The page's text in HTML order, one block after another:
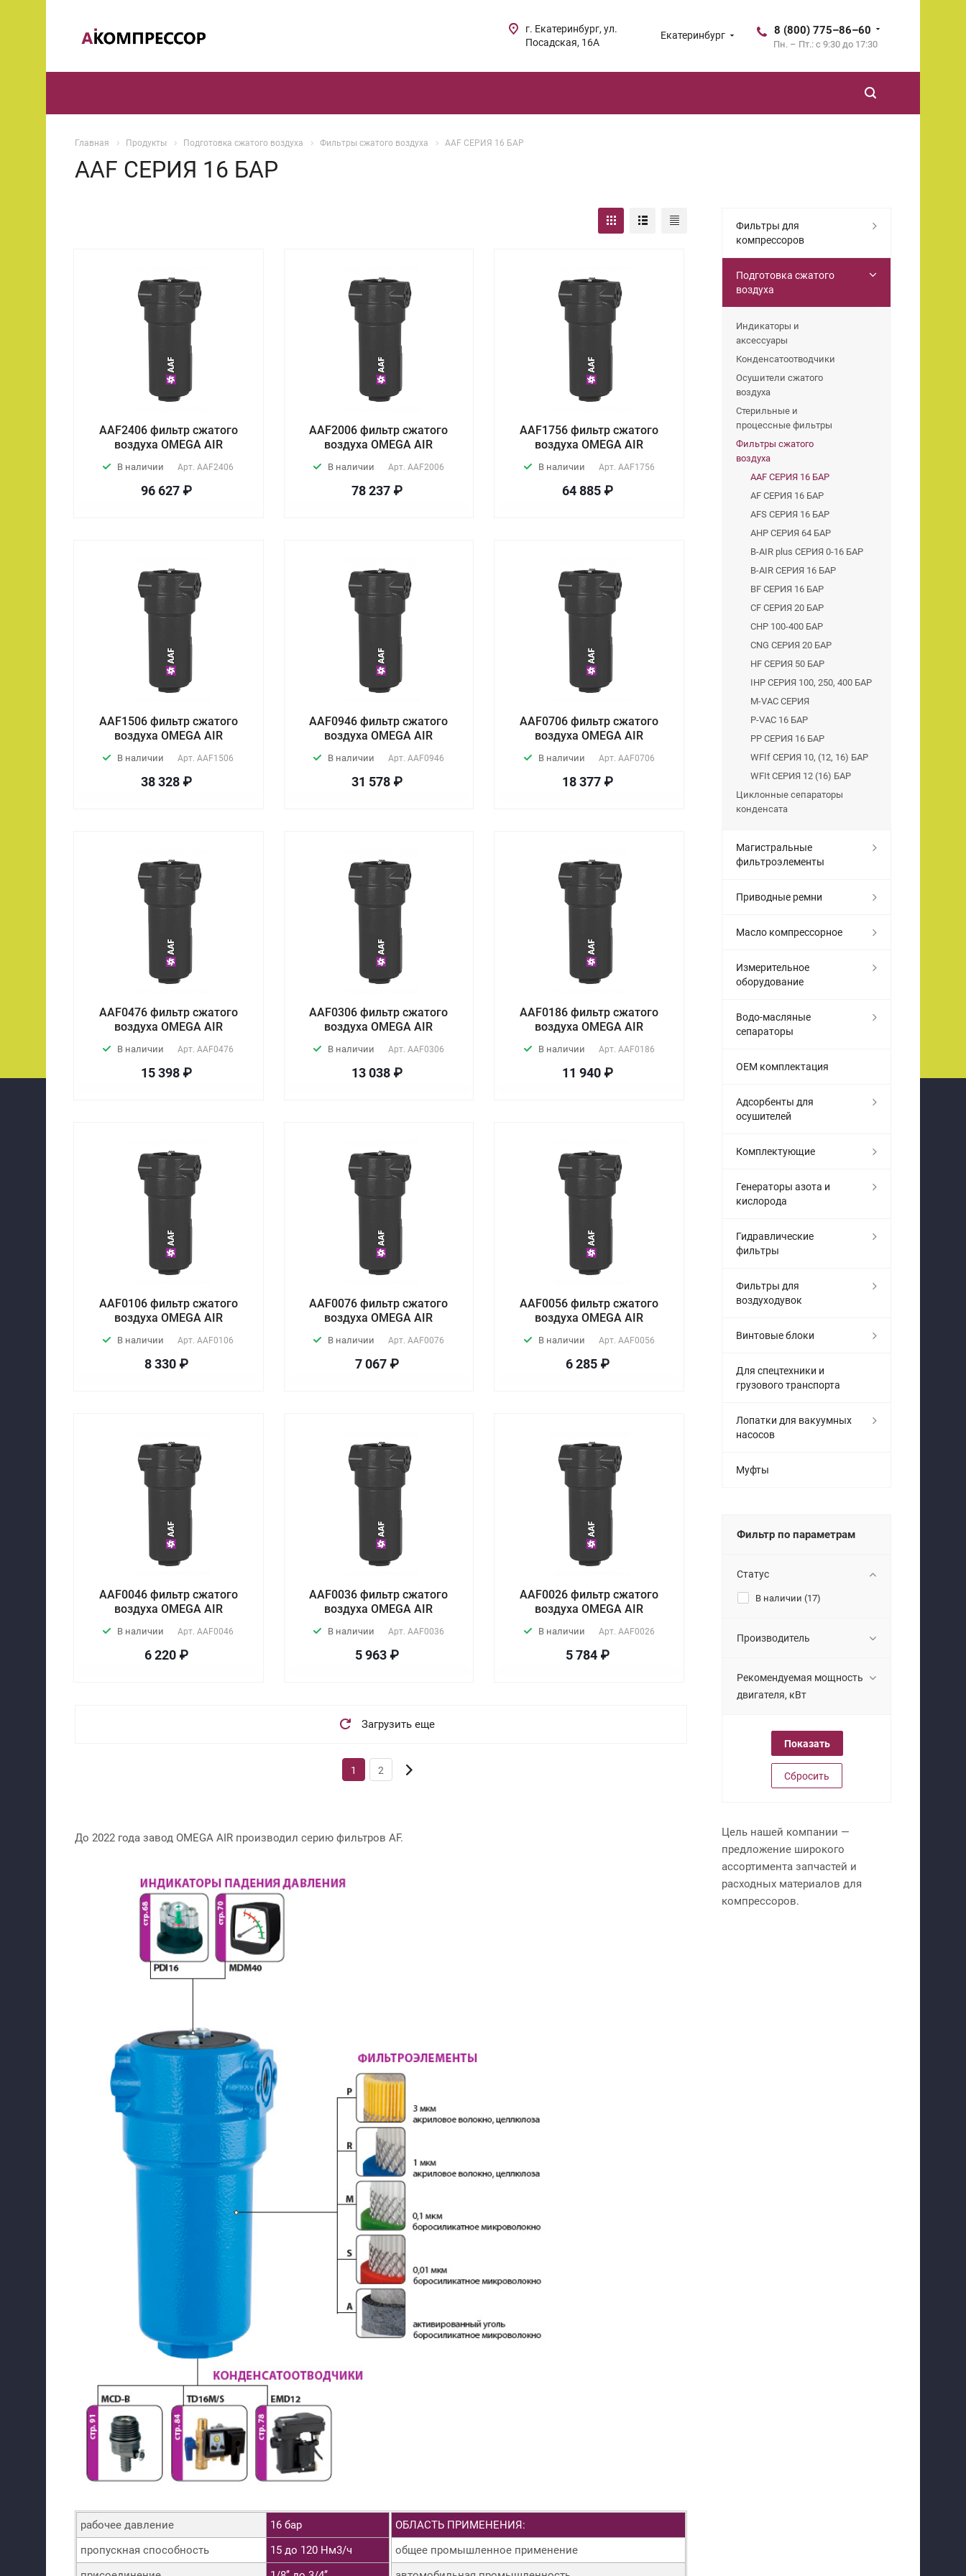
Екатеринбург 8 (800) 775–86–60
Пн. – Пт.: с 9:30 до 17:30
г. Екатеринбург, ул.
Посадская, 16А
Главная Продукты Подготовка сжатого воздуха Фильтры сжатого воздуха AAF СЕРИЯ 16 БАР
AAF СЕРИЯ 16 БАР
AAF2406 фильтр сжатого
воздуха OMEGA AIR
В наличии Арт.AAF2406
96 627 ₽
AAF2006 фильтр сжатого
воздуха OMEGA AIR
В наличии Арт. AAF2006
78 237 ₽
AAF1756 фильтр сжатого
воздуха OMEGA AIR
В наличии Арт. AAF1756
64 885 ₽
AAF1506 фильтр сжатого
воздуха OMEGA AIR
В наличии Арт.AAF1506
38 328 ₽
AAF0946 фильтр сжатого
воздуха OMEGA AIR
В наличии Арт. AAF0946
31 578 ₽
AAF0706 фильтр сжатого
воздуха OMEGA AIR
В наличии Арт. AAF0706
18 377 ₽
AAF0476 фильтр сжатого
воздуха OMEGA AIR
В наличии Арт.AAF0476
15 398 ₽
AAF0306 фильтр сжатого
воздуха OMEGA AIR
В наличии Арт. AAF0306
13 038 ₽
AAF0186 фильтр сжатого
воздуха OMEGA AIR
В наличии Арт. AAF0186
11 940 ₽
AAF0106 фильтр сжатого
воздуха OMEGA AIR
В наличии Арт.AAF0106
8 330 ₽
AAF0076 фильтр сжатого
воздуха OMEGA AIR
В наличии Арт. AAF0076
7 067 ₽
AAF0056 фильтр сжатого
воздуха OMEGA AIR
В наличии Арт. AAF0056
6 285 ₽
AAF0046 фильтр сжатого
воздуха OMEGA AIR
В наличии Арт.AAF0046
6 220 ₽
AAF0036 фильтр сжатого
воздуха OMEGA AIR
В наличии Арт. AAF0036
5 963 ₽
AAF0026 фильтр сжатого
воздуха OMEGA AIR
В наличии Арт. AAF0026
5 784 ₽
Загрузить еще
1 2
До 2022 года завод OMEGA AIR производил серию фильтров AF.
рабочее давление
16 бар
пропускная способность
15 до 120 Нм3/ч
ОБЛАСТЬ ПРИМЕНЕНИЯ:
общее промышленное применение
Фильтры для
компрессоров
Подготовка сжатого
воздуха
Индикаторы и
аксессуары
Конденсатоотводчики
Осушители сжатого
воздуха
Стерильные и
процессные фильтры
Фильтры сжатого
воздуха
AAF СЕРИЯ 16 БАР
AF СЕРИЯ 16 БАР
AFS СЕРИЯ 16 БАР
AHP СЕРИЯ 64 БАР
B-AIR plus СЕРИЯ 0-16 БАР
B-AIR СЕРИЯ 16 БАР
BF СЕРИЯ 16 БАР
CF СЕРИЯ 20 БАР
CHP 100-400 БАР
CNG СЕРИЯ 20 БАР
HF СЕРИЯ 50 БАР
IHP СЕРИЯ 100, 250, 400 БАР
M-VAC СЕРИЯ
P-VAC 16 БАР
PP СЕРИЯ 16 БАР
WFIf СЕРИЯ 10, (12, 16) БАР
WFIt СЕРИЯ 12 (16) БАР
Циклонные сепараторы
конденсата
Магистральные
фильтроэлементы
Приводные ремни
Масло компрессорное
Измерительное
оборудование
Водо-масляные
сепараторы
OEM комплектация
Адсорбенты для
осушителей
Комплектующие
Генераторы азота и
кислорода
Гидравлические
фильтры
Фильтры для
воздуходувок
Винтовые блоки
Для спецтехники и
грузового транспорта
Лопатки для вакуумных
насосов
Муфты
Фильтр по параметрам
Статус
В наличии (17)
Производитель
Рекомендуемая мощность
двигателя, кВт
Сбросить
Цель нашей компании —
предложение широкого
ассортимента запчастей и
расходных материалов для
компрессоров.